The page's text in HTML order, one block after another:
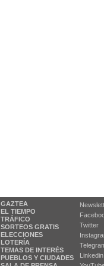
GAZTEA
EL TIEMPO
TRÁFICO
SORTEOS GRATIS
ELECCIONES
LOTERÍA
TEMAS DE INTERÉS
PUEBLOS Y CIUDADES
Twitter
Linkedin